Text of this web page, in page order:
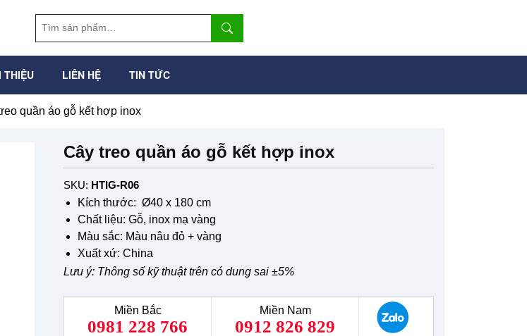
THIỆU LIÊN HỆ TIN TỨC
quần áo gỗ kết hợp inox
Cây treo quần áo gỗ kết hợp inox
SKU: HTIG-R06
Kích thước: Ø40 x 180 cm
Chất liệu: Gỗ, inox mạ vàng
Màu sắc: Màu nâu đỏ + vàng
Xuất xứ: China
Lưu ý: Thông số kỹ thuật trên có dung sai ±5%
Miền Bắc
0981 228 766
Miền Nam
0912 826 829